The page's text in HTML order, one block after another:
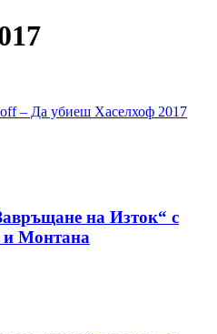
– Да убиеш Хаселхоф 2017
на Изток“ с
и Монтана